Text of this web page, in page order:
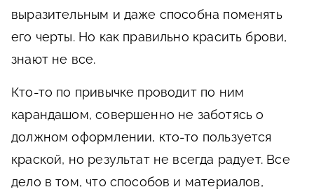
выразительным и даже способна поменять
его черты. Но как правильно красить брови,
знают не все.
Кто-то по привычке проводит по ним
карандашом, совершенно не заботясь о
должном оформлении, кто-то пользуется
краской, но результат не всегда радует. Все
дело в том, что способов и материалов,